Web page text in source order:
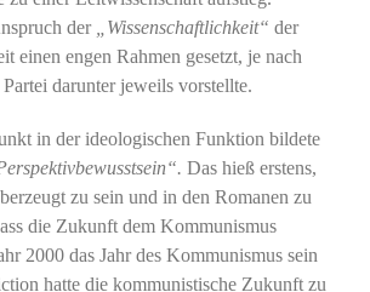
der
„Wissenschaftlichkeit“ der
einen engen Rahmen gesetzt, je nach
darunter jeweils vorstellte.
in der ideologischen Funktion bildete
Das hieß erstens,
zu sein und in den Romanen zu
die Zukunft dem Kommunismus
2000 das Jahr des Kommunismus sein
hatte die kommunistische Zukunft zu